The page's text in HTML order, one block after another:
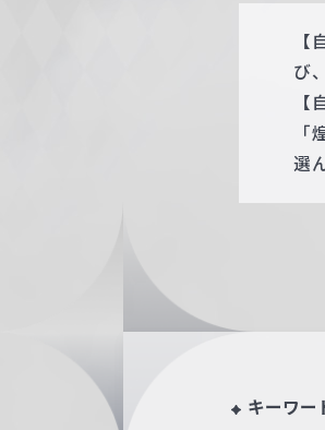
び
選
キーワー